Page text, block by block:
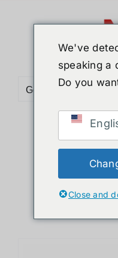
Go to...
Sort by
Show12
We've
speaking a
Do you
Close and